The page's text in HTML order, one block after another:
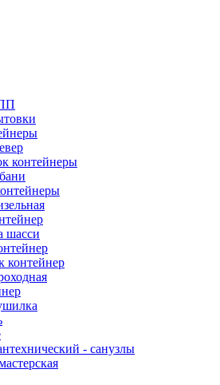
контейнеры
шасси
- санузлы